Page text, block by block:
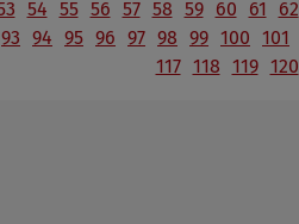
54 55 56 57 58 59 60 61 62
93 94 95 96 97 98 99 100 101
117 118 119 120